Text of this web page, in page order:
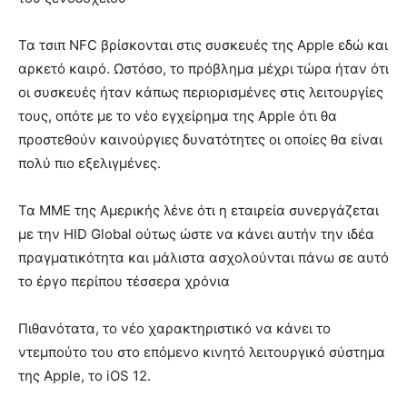
Τα τσιπ NFC βρίσκονται στις συσκευές της Apple εδώ και
αρκετό καιρό. Ωστόσο, το πρόβλημα μέχρι τώρα ήταν ότι
οι συσκευές ήταν κάπως περιορισμένες στις λειτουργίες
τους, οπότε με το νέο εγχείρημα της Apple ότι θα
προστεθούν καινούργιες δυνατότητες οι οποίες θα είναι
πολύ πιο εξελιγμένες.
Τα ΜΜΕ της Αμερικής λένε ότι η εταιρεία συνεργάζεται
με την HID Global ούτως ώστε να κάνει αυτήν την ιδέα
πραγματικότητα και μάλιστα ασχολούνται πάνω σε αυτό
το έργο περίπου τέσσερα χρόνια
Πιθανότατα, το νέο χαρακτηριστικό να κάνει το
ντεμπούτο του στο επόμενο κινητό λειτουργικό σύστημα
της Apple, το iOS 12.